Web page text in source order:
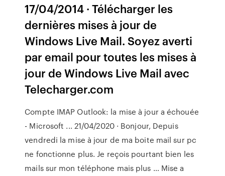
17/04/2014 · Télécharger les
dernières mises à jour de
Windows Live Mail. Soyez averti
par email pour toutes les mises à
jour de Windows Live Mail avec
Telecharger.com
Compte IMAP Outlook: la mise à jour a échouée
- Microsoft ... 21/04/2020 · Bonjour, Depuis
vendredi la mise à jour de ma boite mail sur pc
ne fonctionne plus. Je reçois pourtant bien les
mails sur mon téléphone mais plus … Mise a